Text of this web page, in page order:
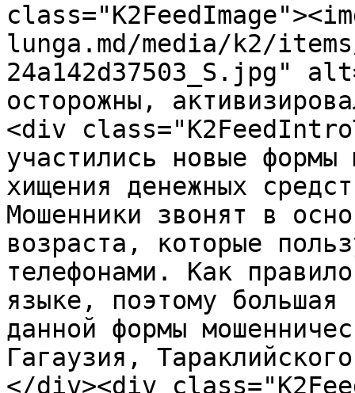
lunga.md/media/k2/
24a142d37503_S.jpg"
осторожны,
<div
участились новые
хищения денежных
Мошенники звонят в
возраста, которые
телефонами. Как
языке, поэтому большая
данной формы
Гагаузия,
</div><div